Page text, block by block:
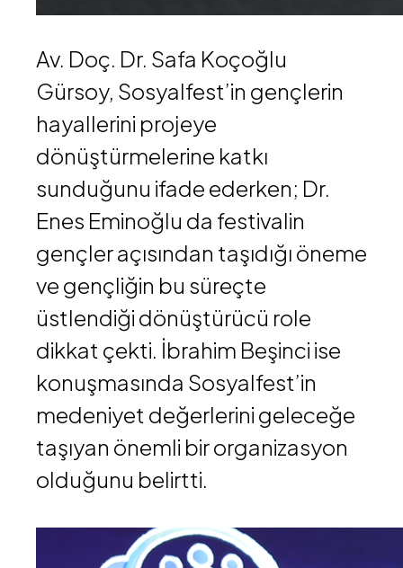
Av. Doç. Dr. Safa Koçoğlu
Gürsoy, Sosyalfest’in gençlerin
hayallerini projeye
dönüştürmelerine katkı
sunduğunu ifade ederken; Dr.
Enes Eminoğlu da festivalin
gençler açısından taşıdığı öneme
ve gençliğin bu süreçte
üstlendiği dönüştürücü role
dikkat çekti. İbrahim Beşinci ise
konuşmasında Sosyalfest’in
medeniyet değerlerini geleceğe
taşıyan önemli bir organizasyon
olduğunu belirtti.